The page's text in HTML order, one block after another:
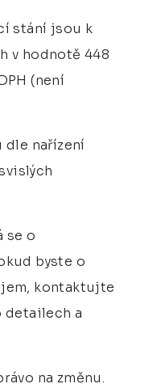
stání jsou k
v hodnotě 448
(není
dle nařízení
se o
byste o
kontaktujte
detailech a
na změnu.